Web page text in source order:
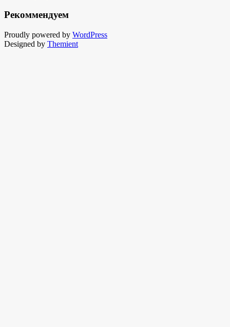
Рекоммендуем
Proudly powered by WordPress
Designed by Themient